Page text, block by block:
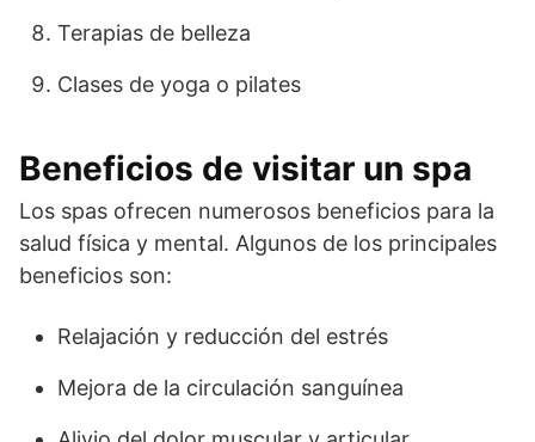
Terapias de belleza
Clases de yoga o pilates
Beneficios de visitar un spa
Los spas ofrecen numerosos beneficios para la
salud física y mental. Algunos de los principales
beneficios son:
Relajación y reducción del estrés
Mejora de la circulación sanguínea